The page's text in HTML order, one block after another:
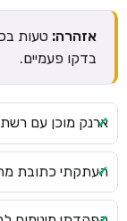
אזהרה: טעות
בדקו פעמיים.
ארנק מוכן עם רשת
העתקתי כתובת